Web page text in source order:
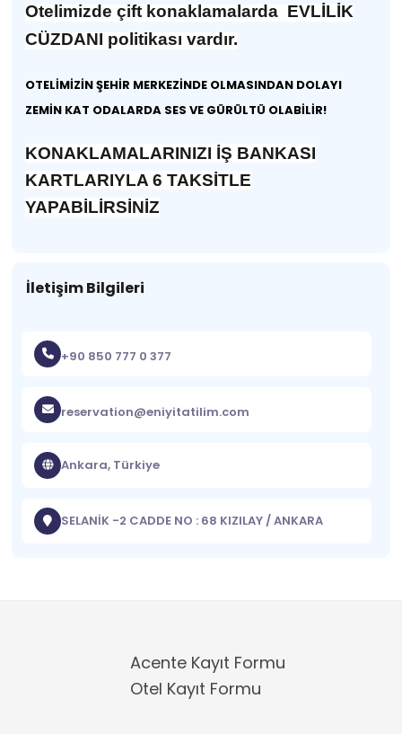
Otelimizde çift konaklamalarda EVLİLİK
CÜZDANI politikası vardır.
OTELİMİZİN ŞEHİR MERKEZİNDE OLMASINDAN DOLAYI
ZEMİN KAT ODALARDA SES VE GÜRÜLTÜ OLABİLİR!
KONAKLAMALARINIZI İŞ BANKASI
KARTLARIYLA 6 TAKSİTLE
YAPABİLİRSİNİZ
İletişim Bilgileri
+90 850 777 0 377
reservation@eniyitatilim.com
Ankara, Türkiye
SELANİK -2 CADDE NO : 68 KIZILAY / ANKARA
Acente Kayıt Formu
Otel Kayıt Formu